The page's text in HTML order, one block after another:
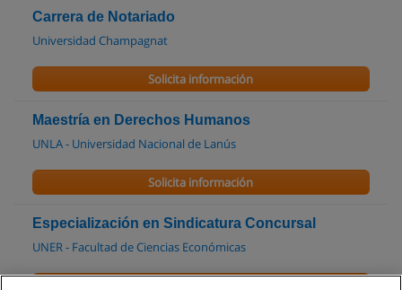
Carrera de Notariado
Universidad Champagnat
Solicita información
Maestría en Derechos Humanos
UNLA - Universidad Nacional de Lanús
Solicita información
Especialización en Sindicatura Concursal
UNER - Facultad de Ciencias Económicas